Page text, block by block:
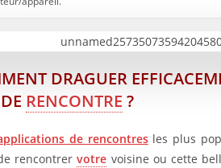
LA FILLE INTERESSÉE EN
PAS LA PAROLE
DRAGUER
RENCONTRE ?
de rencontres les plus
rencontrervotre voisine ou cette